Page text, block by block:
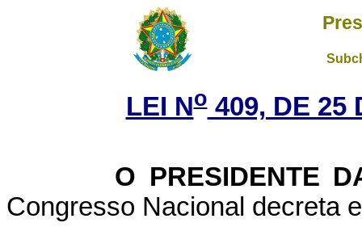
LEI No409, DE 25
O PRESIDENTE
Congresso Nacional decreta